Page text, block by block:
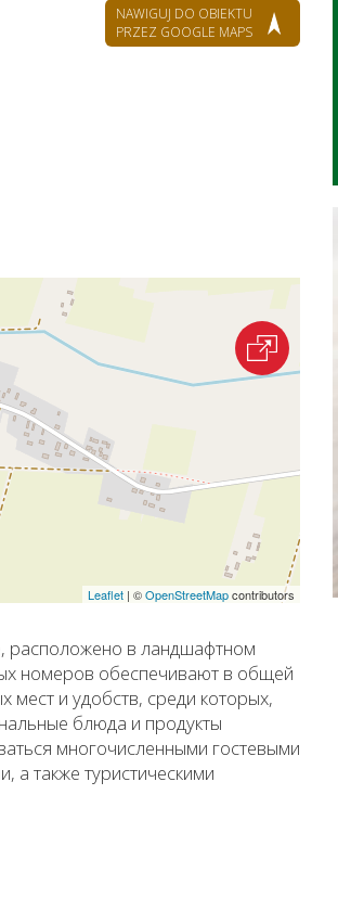
NAWIGUJ DO OBIEKTU
PRZEZ GOOGLE MAPS
Leaflet | ©OpenStreetMapcontributors
расположено в ландшафтном
номеров обеспечивают в общей
мест и удобств, среди которых,
блюда и продукты
многочисленными гостевыми
а также туристическими